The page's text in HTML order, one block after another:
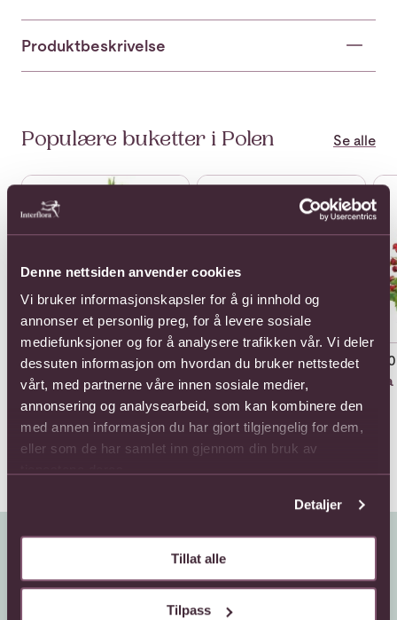
Denne nettsiden anvender cookies
Vi bruker informasjonskapsler for å gi innhold og
annonser et personlig preg, for å levere sosiale
mediefunksjoner og for å analysere trafikken vår. Vi deler
dessuten informasjon om hvordan du bruker nettstedet
vårt, med partnerne våre innen sosiale medier,
annonsering og analysearbeid, som kan kombinere den
med annen informasjon du har gjort tilgjengelig for dem,
eller som de har samlet inn gjennom din bruk av
Detaljer
Tillat alle
Tilpass
Produktbeskrivelse
Populære buketter i Polen Se alle
Se mer om "Congratulations"
"Congratulations"
Fra 693,-
Se mer om "Richness basket"
"Richness basket"
Fra 858,-
Se